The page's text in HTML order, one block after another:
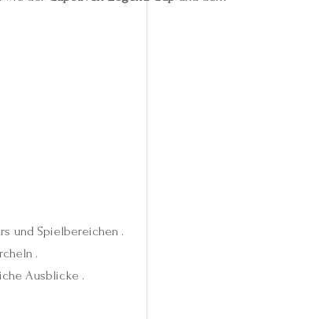
und Spielbereichen .
.
Ausblicke .